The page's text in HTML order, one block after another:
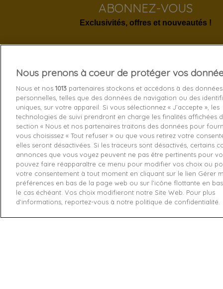
ABONNEZ-VOUS
Exclusivités, offres et nouveautés !
Services
Livraison
Echange
Paiement
Retourner
Nous prenons à coeur de protéger vos
Nous et nos 1013 partenaires stockons et accédons à des données
personnelles, telles que des données de navigation ou des
uniques, sur votre appareil. Si vous sélectionnez « J’accepte », les
technologies de suivi prendront en charge les finalités affichées
section « Nous et nos partenaires traitons des données pour
vous choisissez « Tout refuser » ou que vous retirez votre
elles seront désactivées. Si les traceurs sont désactivés, certains
annonces que vous voyez peuvent ne pas être pertinents pour
pouvez faire réapparaître ce menu pour modifier vos choix ou
votre consentement à tout moment en cliquant sur le lien Gérer
préférences en bas de la page web ou sur l’icône flottante en
le cas échéant. Vos choix modifieront notre Site Web. Pour plus
d’informations, reportez-vous à notre politique de confidentialité.